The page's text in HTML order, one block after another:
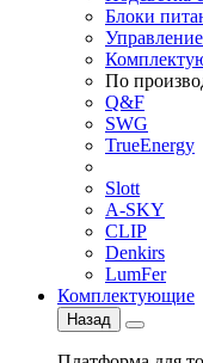
Блоки
По
Q&F
SWG
TrueEnergy
Slott
A-SKY
CLIP
Denkirs
LumFer
Комплектующие
Назад